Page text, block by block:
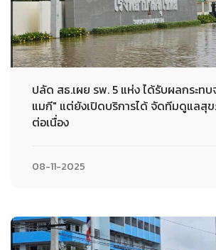
ปลัด สธ.เผย รพ. 5 แห่ง ได้รับผลกระท
แมกี" แต่ยังเปิดบริการได้ จัดทีมดูแลสุ
ต่อเนื่อง
08-11-2025